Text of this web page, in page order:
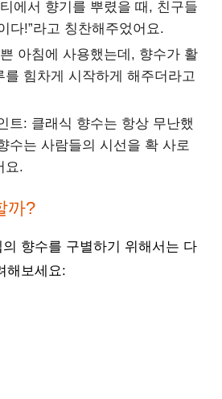
에서 향기를 뿌렸을 때, 친구들
다!”라고 칭찬해주었어요.
아침에 사용했는데, 향수가 활
를 힘차게 시작하게 해주더라고
트: 클래식 향수는 항상 무난했
수는 사람들의 시선을 확 사로
요.
까?
향수를 구별하기 위해서는 다
해보세요: